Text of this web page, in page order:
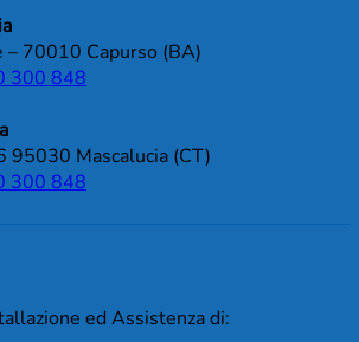
– 70010 Capurso (BA)
300 848
95030 Mascalucia (CT)
300 848
ed Assistenza di: